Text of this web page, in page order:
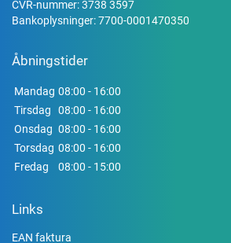
CVR-nummer: 3738 3597
Bankoplysninger: 7700-0001470350
Åbningstider
Mandag 08:00 - 16:00
Tirsdag
08:00 - 16:00
Onsdag 08:00 - 16:00
Torsdag 08:00 - 16:00
Fredag
08:00 - 15:00
Links
EAN faktura